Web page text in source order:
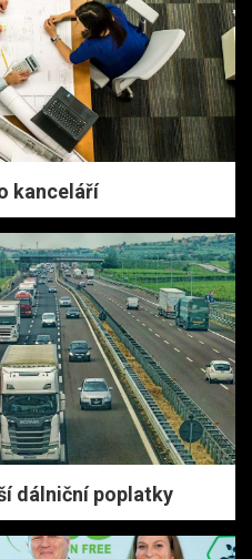
kanceláří
dálniční poplatky